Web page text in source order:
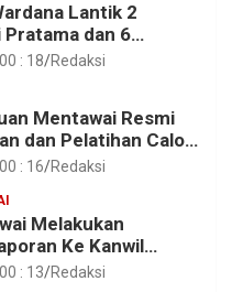
Lantik 2
dan 6
di Lingkungan
: 18 Redaksi
Mentawai Resmi
dan Pelatihan Calon
2026
: 16 Redaksi
Melakukan
Ke Kanwil
RI Sumbar
: 13 Redaksi